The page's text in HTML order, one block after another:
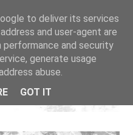
to deliver its services
and user-agent are
performance and security
generate usage
abuse.
GOT IT